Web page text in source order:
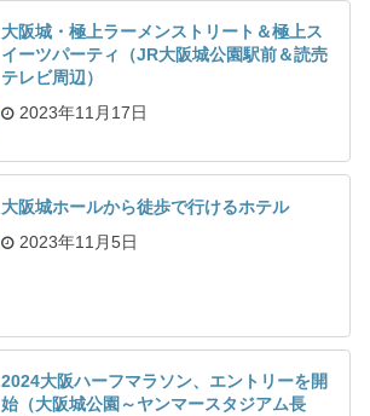
大阪城・極上ラーメンストリート＆極上ス
イーツパーティ（JR大阪城公園駅前＆読売
テレビ周辺）
2023年11月17日
大阪城ホールから徒歩で行けるホテル
2023年11月5日
2024大阪ハーフマラソン、エントリーを開
始（大阪城公園～ヤンマースタジアム長